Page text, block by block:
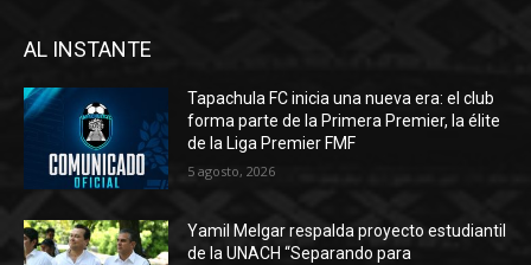
AL INSTANTE
Tapachula FC inicia una nueva era: el club
forma parte de la Primera Premier, la élite
de la Liga Premier FMF
5 agosto, 2026
Yamil Melgar respalda proyecto estudiantil
de la UNACH “Separando para